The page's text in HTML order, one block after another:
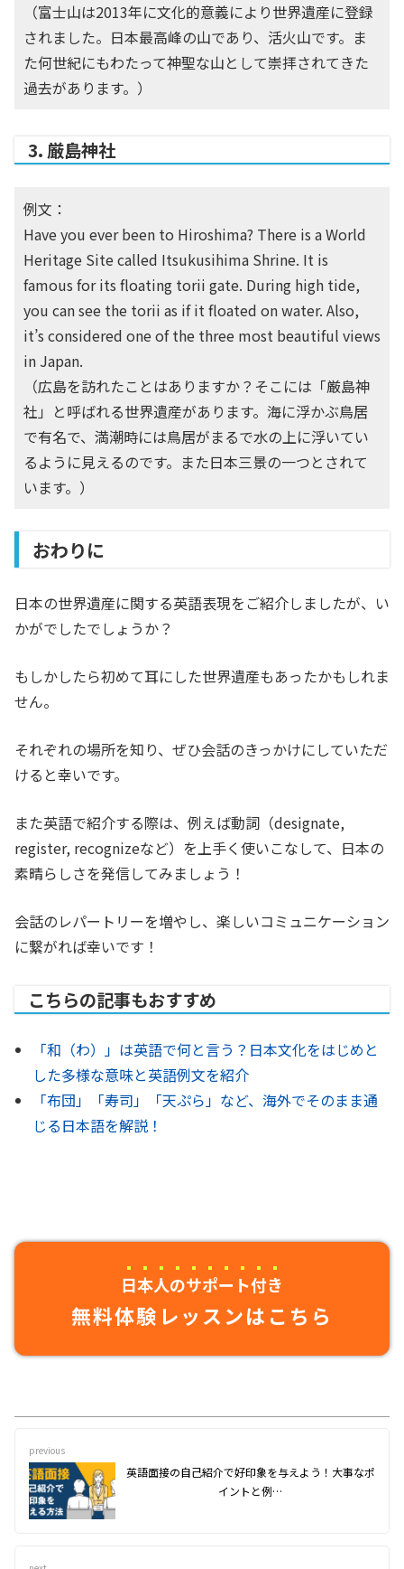
（富士山は2013年に文化的意義により世界遺産に登録
されました。日本最高峰の山であり、活火山です。ま
た何世紀にもわたって神聖な山として崇拝されてきた
過去があります。）
3. 厳島神社
例文：
Have you ever been to Hiroshima? There is a World
Heritage Site called Itsukusihima Shrine. It is
famous for its floating torii gate. During high tide,
you can see the torii as if it floated on water. Also,
it’s considered one of the three most beautiful views
in Japan.
（広島を訪れたことはありますか？そこには「厳島神
社」と呼ばれる世界遺産があります。海に浮かぶ鳥居
で有名で、満潮時には鳥居がまるで水の上に浮いてい
るように見えるのです。また日本三景の一つとされて
います。）
おわりに
日本の世界遺産に関する英語表現をご紹介しましたが、い
かがでしたでしょうか？
もしかしたら初めて耳にした世界遺産もあったかもしれま
せん。
それぞれの場所を知り、ぜひ会話のきっかけにしていただ
けると幸いです。
また英語で紹介する際は、例えば動詞（designate,
register, recognizeなど）を上手く使いこなして、日本の
素晴らしさを発信してみましょう！
会話のレパートリーを増やし、楽しいコミュニケーション
に繋がれば幸いです！
こちらの記事もおすすめ
「和（わ）」は英語で何と言う？日本文化をはじめと
した多様な意味と英語例文を紹介
「布団」「寿司」「天ぷら」など、海外でそのまま通
じる日本語を解説！
日本人のサポート付き
無料体験レッスンはこちら
previous
英語面接の自己紹介で好印象を与えよう！大事なポ
イントと例…